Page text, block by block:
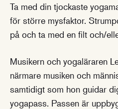
Ta med din tjockaste
för större mysfaktor.
på och ta med en filt och/
Musikern och yogaläraren
närmare musiken och
samtidigt som hon guidar
yogapass. Passen är